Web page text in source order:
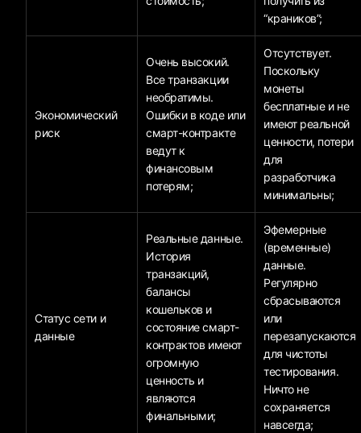
“краников”;
Экономический
риск
Очень высокий.
Все транзакции
необратимы.
Ошибки в коде или
смарт-контракте
ведут к
финансовым
потерям;
Отсутствует.
Поскольку
монеты
бесплатные и не
имеют реальной
ценности, потери
для
разработчика
минимальны;
Статус сети и
данные
Реальные данные.
История
транзакций,
балансы
кошельков и
состояние смарт-
контрактов имеют
огромную
ценность и
являются
финальными;
Эфемерные
(временные)
данные.
Регулярно
сбрасываются
или
перезапускаются
для чистоты
тестирования.
Ничто не
сохраняется
навсегда;